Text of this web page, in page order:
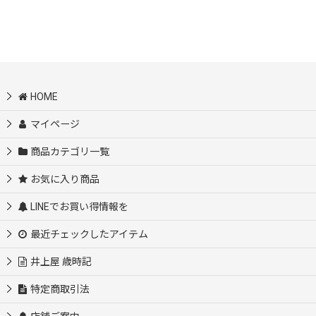
HOME
マイページ
商品カテゴリ一覧
お気に入り商品
LINEでお買い得情報を
最近チェックしたアイテム
井上屋 歳時記
特定商取引法